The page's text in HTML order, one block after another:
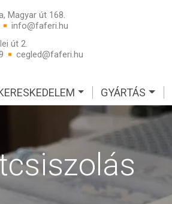
Magyar út 168.
info@faferi.hu
út 2.
cegled@faferi.hu
GYÁRTÁS